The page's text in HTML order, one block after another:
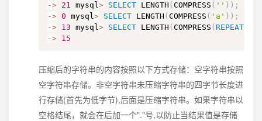
-> 21 mysql> SELECT LENGTH ( COMPRESS ( '' ) ) ;
-> 0 mysql> SELECT LENGTH ( COMPRESS ( 'a' ) ) ;
-> 13 mysql> SELECT LENGTH ( COMPRESS ( REPEAT
-> 15
压缩后的字符串的内容按照以下方式存储：空字符串按照
空字符串存储。非空字符串未压缩字符串的四字节长度进
行存储(首先为低字节),后面是压缩字符串。如果字符串以
空格结尾，就会在后加一个"."号,以防止当结果值是存储